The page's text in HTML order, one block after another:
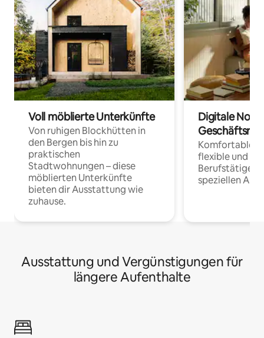
Voll möblierte Unterkünfte
Von ruhigen Blockhütten in
den Bergen bis hin zu
praktischen
Stadtwohnungen – diese
möblierten Unterkünfte
bieten dir Ausstattung wie
zuhause.
Digitale
Komfortable
flexible und
Berufstätige
speziellen
Ausstattung und Vergünstigungen für
längere Aufenthalte